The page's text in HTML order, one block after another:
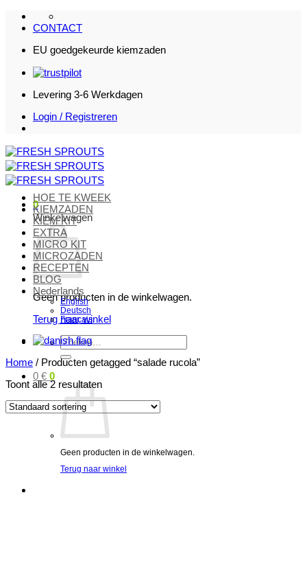
naar
CONTACT
EU goedgekeurde kiemzaden
Levering 3-6 Werkdagen
Login / Registreren
0
Winkelwagen
Geen producten in de winkelwagen.
Terug naar winkel
Zoeken
naar:
0 € 0
Geen producten in de winkelwagen.
Terug naar winkel
HOE TE KWEEK
KIEMZADEN
KIEM KIT
EXTRA
MICRO KIT
MICROZADEN
RECEPTEN
BLOG
Nederlands
English
Deutsch
Français
Home / Producten getagged “salade rucola”
Toont alle 2 resultaten